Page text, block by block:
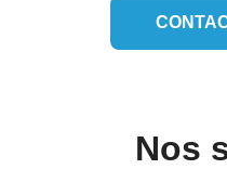
Nos